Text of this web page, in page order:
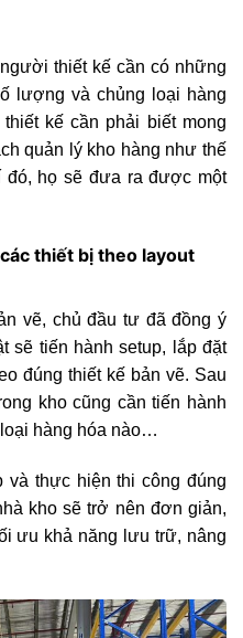
thiết kế cần có những
lượng và chủng loại hàng
kế cần phải biết mong
quản lý kho hàng như thế
đó, họ sẽ đưa ra được một
thiết bị theo layout
vẽ, chủ đầu tư đã đồng ý
sẽ tiến hành setup, lắp đặt
đúng thiết kế bản vẽ. Sau
kho cũng cần tiến hành
hàng hóa nào…
thực hiện thi công đúng
kho sẽ trở nên đơn giản,
ưu khả năng lưu trữ, nâng